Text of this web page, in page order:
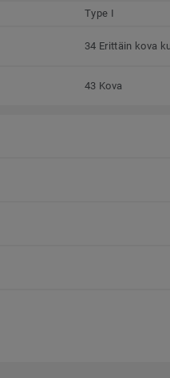
Type I
34 Erittäin kova
43 Kova